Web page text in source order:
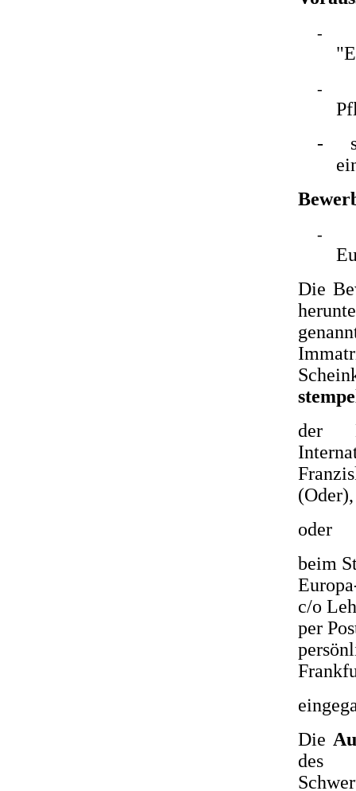
-
-
-
-
Die
der
(Oder),
oder
beim
c/o
per
Die
des